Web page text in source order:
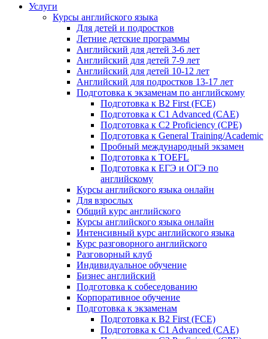
Услуги
Курсы английского языка
Для детей и подростков
Летние детские программы
Английский для детей 3-6 лет
Английский для детей 7-9 лет
Английский для детей 10-12 лет
Английский для подростков 13-17 лет
Подготовка к экзаменам по английскому
Подготовка к B2 First (FCE)
Подготовка к C1 Advanced (CAE)
Подготовка к C2 Proficiency (CPE)
Подготовка к General Training/Academic
Пробный международный экзамен
Подготовка к TOEFL
Подготовка к ЕГЭ и ОГЭ по
английскому
Курсы английского языка онлайн
Для взрослых
Общий курс английского
Курсы английского языка онлайн
Интенсивный курс английского языка
Курс разговорного английского
Разговорный клуб
Индивидуальное обучение
Бизнес английский
Подготовка к собеседованию
Корпоративное обучение
Подготовка к экзаменам
Подготовка к B2 First (FCE)
Подготовка к C1 Advanced (CAE)